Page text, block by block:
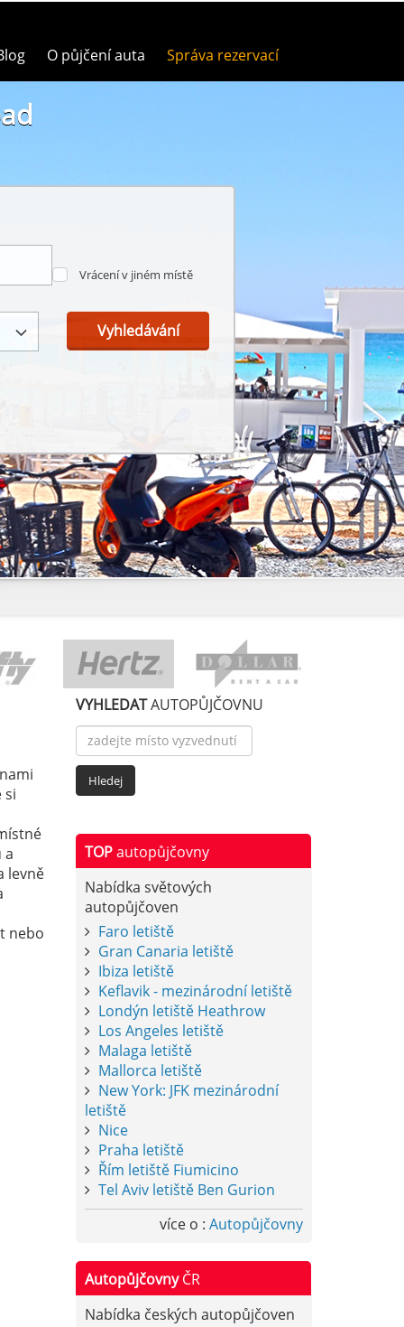
O půjčení auta Správa rezervací
Vrácení v jiném místě
Vyhledávání
si
a
levně
nebo
VYHLEDATAUTOPŮJČOVNU
TOPautopůjčovny
Nabídka světových
autopůjčoven
Faro letiště
Gran Canaria letiště
Ibiza letiště
Keflavik - mezinárodní letiště
Londýn letiště Heathrow
Los Angeles letiště
Malaga letiště
Mallorca letiště
New York: JFK mezinárodní
letiště
Nice
Praha letiště
Řím letiště Fiumicino
Tel Aviv letiště Ben Gurion
více o : Autopůjčovny
AutopůjčovnyČR
Nabídka českých autopůjčoven